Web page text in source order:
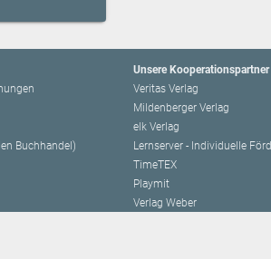
Buchhandel)
Unsere Kooperationspartner
Veritas Verlag
Mildenberger Verlag
elk Verlag
Lernserver - Individuelle
TimeTEX
Playmit
Verlag Weber